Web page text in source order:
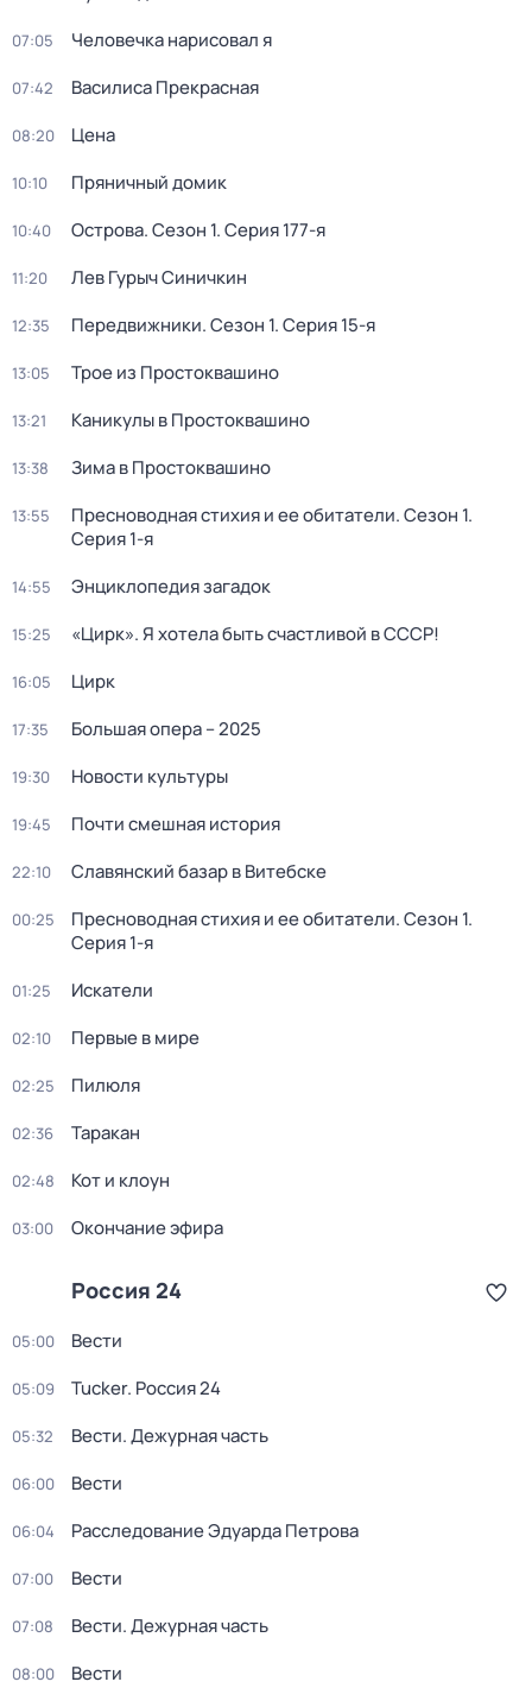
07:05 Человечка нарисовал я
07:42 Василиса Прекрасная
08:20 Цена
10:10 Пряничный домик
10:40 Острова. Сезон 1. Серия 177-я
11:20 Лев Гурыч Синичкин
12:35 Передвижники. Сезон 1. Серия 15-я
13:05 Трое из Простоквашино
13:21 Каникулы в Простоквашино
13:38 Зима в Простоквашино
13:55 Пресноводная стихия и ее обитатели. Сезон 1.
Серия 1-я
14:55 Энциклопедия загадок
15:25 «Цирк». Я хотела быть счастливой в СССР!
16:05 Цирк
17:35 Большая опера – 2025
19:30 Новости культуры
19:45 Почти смешная история
22:10 Славянский базар в Витебске
00:25 Пресноводная стихия и ее обитатели. Сезон 1.
Серия 1-я
01:25 Искатели
02:10 Первые в мире
02:25 Пилюля
02:36 Таракан
02:48 Кот и клоун
03:00 Окончание эфира
Россия 24
05:00 Вести
05:09 Tucker. Россия 24
05:32 Вести. Дежурная часть
06:00 Вести
06:04 Расследование Эдуарда Петрова
07:00 Вести
07:08 Вести. Дежурная часть
08:00 Вести